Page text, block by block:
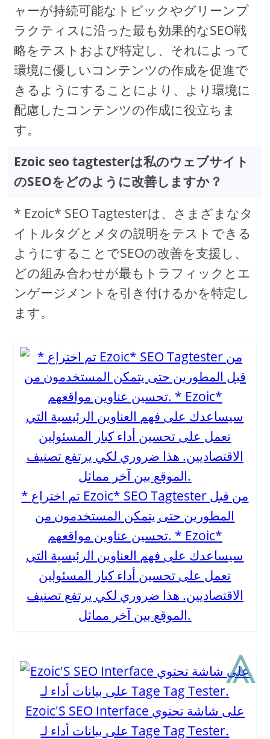
ャーが持続可能なトピックやグリーンプ
ラクティスに沿った最も効果的なSEO戦
略をテストおよび特定し、それによって
環境に優しいコンテンツの作成を促進で
きるようにすることにより、より環境に
配慮したコンテンツの作成に役立ちま
す。
Ezoic seo tagtesterは私のウェブサイト
のSEOをどのように改善しますか？
* Ezoic* SEO Tagtesterは、さまざまなタ
イトルタグとメタの説明をテストできる
ようにすることでSEOの改善を支援し、
どの組み合わせが最もトラフィックとエ
ンゲージメントを引き付けるかを特定し
ます。
* تم اختراع Ezoic* SEO Tagtester من قبل
المطورين حتى يتمكن المستخدمون من
تحسين عناوين مواقعهم. * Ezoic*
سيساعدك على فهم العناوين الرئيسية التي
تعمل على تحسين أداء كبار المسئولين
الاقتصاديين. هذا ضروري لكي يرتفع تصنيف
الموقع بين آخر مماثل.
Ezoic'S SEO Interface على شاشة تحتوي
على بيانات أداء لـ Tage Tag Tester.
⩓